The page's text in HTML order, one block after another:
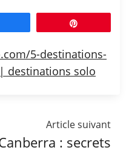
5-destinations-
destinations solo
Article suivant
: secrets